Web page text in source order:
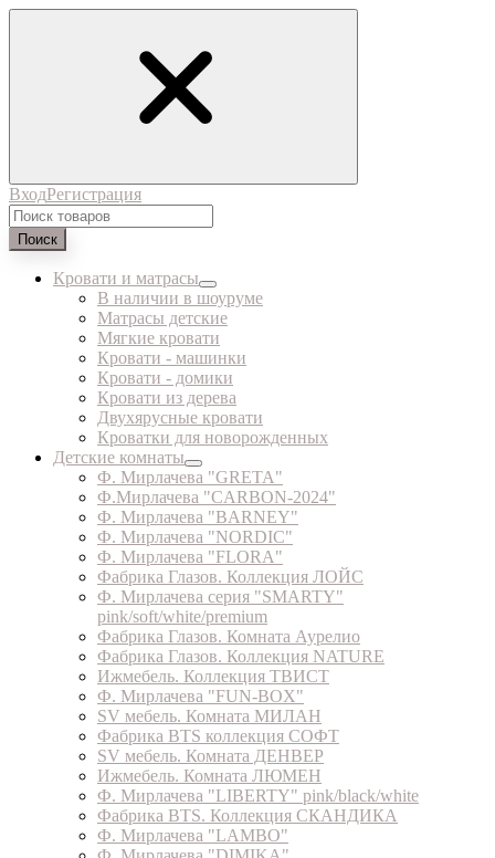
ВходРегистрация
Поиск
Кровати и матрасы
В наличии в шоуруме
Матрасы детские
Мягкие кровати
Кровати - машинки
Кровати - домики
Кровати из дерева
Двухярусные кровати
Кроватки для новорожденных
Детские комнаты
Ф. Мирлачева "GRETA"
Ф.Мирлачева "CARBON-2024"
Ф. Мирлачева "BARNEY"
Ф. Мирлачева "NORDIC"
Ф. Мирлачева "FLORA"
Фабрика Глазов. Коллекция ЛОЙС
Ф. Мирлачева серия "SMARTY"
pink/soft/white/premium
Фабрика Глазов. Комната Аурелио
Фабрика Глазов. Коллекция NATURE
Ижмебель. Коллекция ТВИСТ
Ф. Мирлачева "FUN-BOX"
SV мебель. Комната МИЛАН
Фабрика BTS коллекция СОФТ
SV мебель. Комната ДЕНВЕР
Ижмебель. Комната ЛЮМЕН
Ф. Мирлачева "LIBERTY" pink/black/white
Фабрика BTS. Коллекция СКАНДИКА
Ф. Мирлачева "LAMBO"